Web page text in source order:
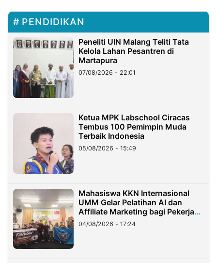
PENDIDIKAN
Peneliti UIN Malang Teliti Tata
Kelola Lahan Pesantren di
Martapura
07/08/2026 - 22:01
Ketua MPK Labschool Ciracas
Tembus 100 Pemimpin Muda
Terbaik Indonesia
05/08/2026 - 15:49
Mahasiswa KKN Internasional
UMM Gelar Pelatihan AI dan
Affiliate Marketing bagi Pekerja
Migran Indonesia di Taiwan
04/08/2026 - 17:24